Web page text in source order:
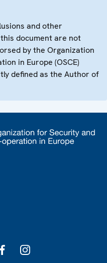
and other
document are not
by the Organization
in Europe (OSCE)
defined as the Author of